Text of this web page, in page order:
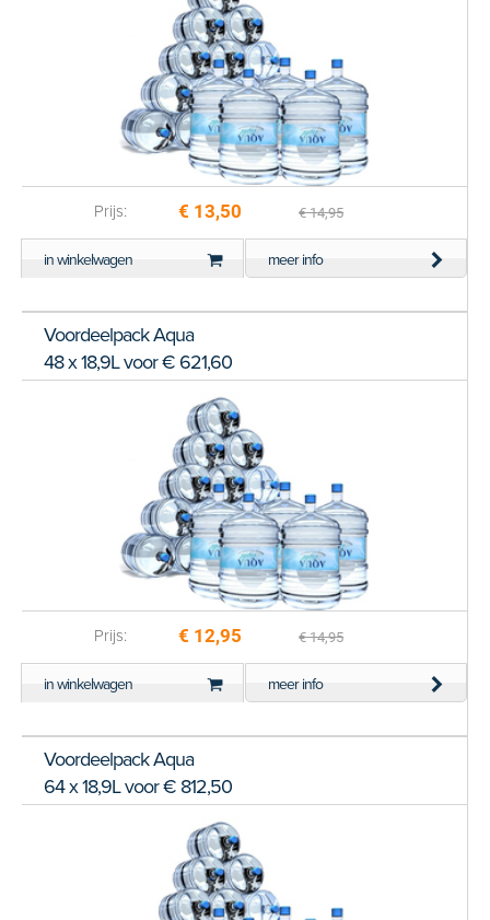
Prijs: € 13,50 € 14,95
in winkelwagen meer info
Voordeelpack Aqua
48 x 18,9L voor € 621,60
Prijs: € 12,95 € 14,95
in winkelwagen meer info
Voordeelpack Aqua
64 x 18,9L voor € 812,50